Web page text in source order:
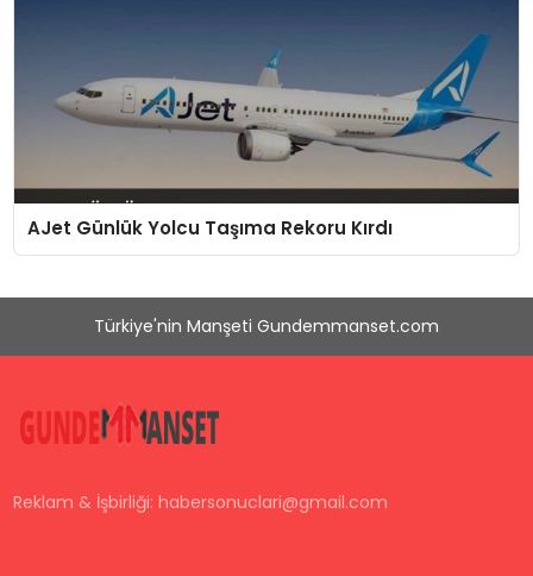
AJet Günlük Yolcu Taşıma Rekoru Kırdı
Türkiye'nin Manşeti Gundemmanset.com
Reklam & İşbirliği:habersonuclari@gmail.com